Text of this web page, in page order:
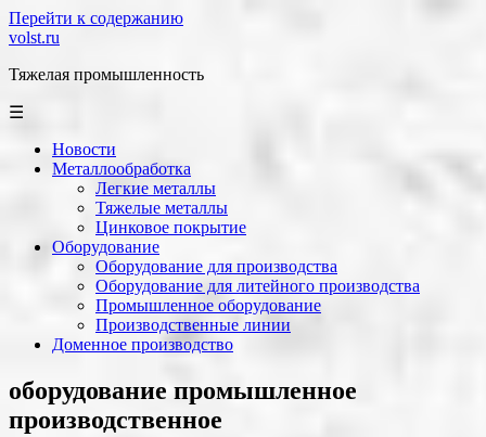
Перейти к содержанию
volst.ru
Тяжелая промышленность
☰
Новости
Металлообработка
Легкие металлы
Тяжелые металлы
Цинковое покрытие
Оборудование
Оборудование для производства
Оборудование для литейного производства
Промышленное оборудование
Производственные линии
Доменное производство
оборудование промышленное
производственное